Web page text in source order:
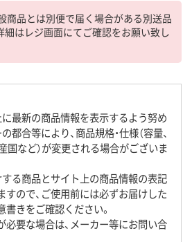
商品とは別便で届く場合がある別送品
細はレジ画面にてご確認をお願い致し
最新の商品情報を表示するよう努め
都合等により、商品規格・仕様（容量、
国など）が変更される場合がございま
する商品とサイト上の商品情報の表記
ので、ご使用前には必ずお届けした
きをご確認ください。
必要な場合は、メーカー等にお問い合